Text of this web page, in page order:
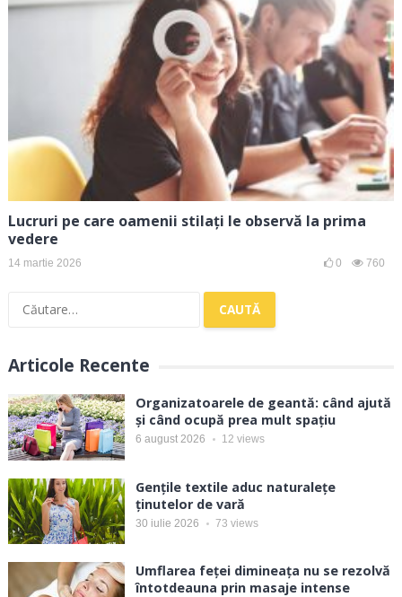
Lucruri pe care oamenii stilați le observă la prima
vedere
14 martie 2026 0 760
Caută
Articole Recente
Organizatoarele de geantă: când ajută
și când ocupă prea mult spațiu
6 august 2026 12 views
Gențile textile aduc naturalețe
ținutelor de vară
30 iulie 2026 73 views
Umflarea feței dimineața nu se rezolvă
întotdeauna prin masaje intense